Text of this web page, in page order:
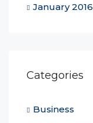
January 2016
Categories
Business